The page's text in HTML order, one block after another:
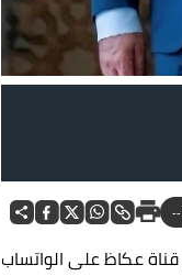
قناة عكاظ على الواتساب